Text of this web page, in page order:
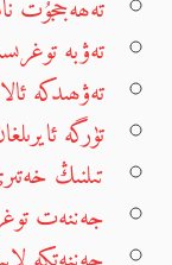
تەۋبە
تەۋھىدكە
تۈرگە
تىلنىڭ
جەننەت